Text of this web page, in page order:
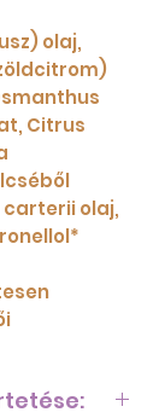
olaj,
Citrus
carterii olaj,